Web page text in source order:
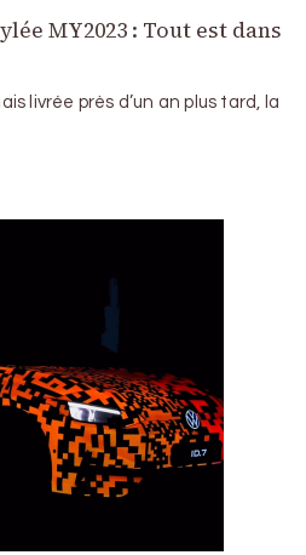
MY2023 : Tout est dans
livrée près d’un an plus tard, la